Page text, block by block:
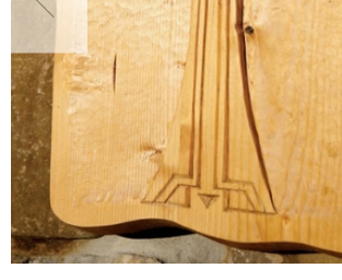
NATURALNIE
URODA
NATURALNA
DLA DOMU